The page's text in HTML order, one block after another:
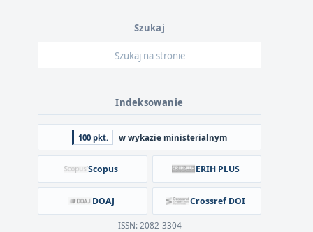
Indeksowanie
100 pkt. w wykazie ministerialnym
Scopus ERIH PLUS
DOAJ Crossref DOI
ISSN: 2082-3304
Szukaj